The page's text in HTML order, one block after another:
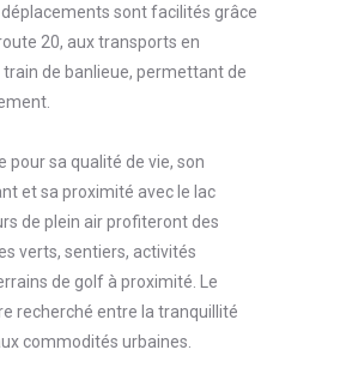
sont facilités grâce
20, aux transports en
de banlieue, permettant de
pour sa qualité de vie, son
et sa proximité avec le lac
de plein air profiteront des
verts, sentiers, activités
de golf à proximité. Le
recherché entre la tranquillité
commodités urbaines.